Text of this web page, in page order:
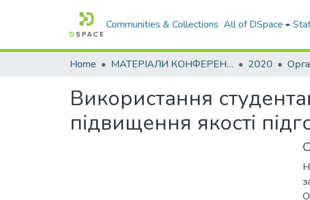
Communities & Collections All of DSpace
Home МАТЕРІАЛИ КОНФЕРЕНЦІЙ 2020
Використання
підвищення якості